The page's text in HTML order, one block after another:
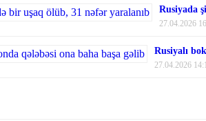
Rusiyada
27.04.2026
Rusiyalı
27.04.2026